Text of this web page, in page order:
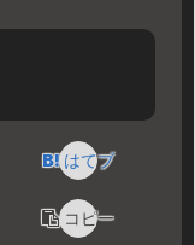
はてブ
コピー